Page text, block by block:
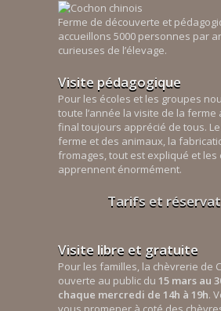
Ferme de découverte et
accueillons 5000 personnes par
curieuses de l’élevage.
Visite pédagogique
Pour les écoles et les groupes
toute l’année la visite de la ferme
final toujours apprécié de tous.
ferme et des animaux, la
fromages, tout est expliqué et les
apprennent énormément.
Tarifs et
Visite libre et gratuite
Pour les familles, la chèvrerie de
ouverte au public du 15 mars au
chaque mercredi de 14h à 19h.